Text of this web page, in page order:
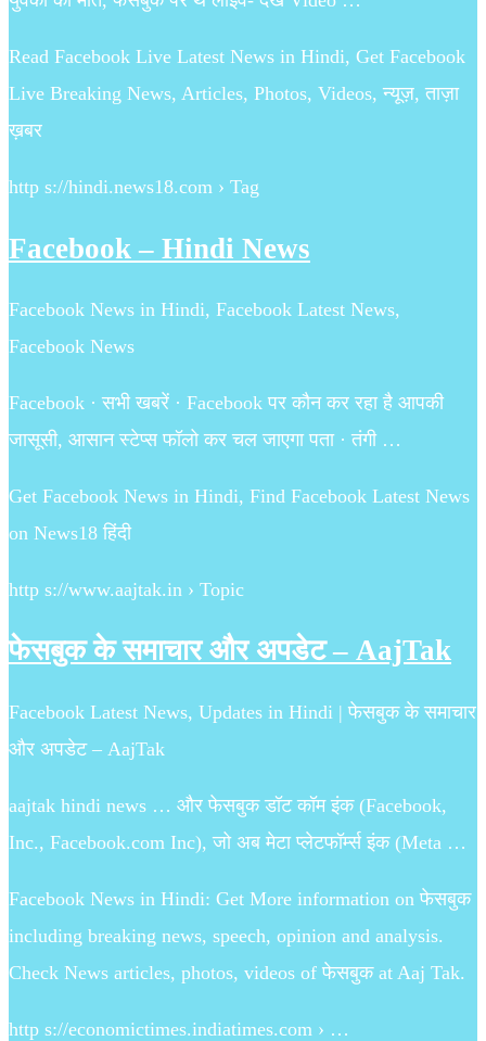
Read Facebook Live Latest News in Hindi, Get Facebook
Live Breaking News, Articles, Photos, Videos, न्यूज़, ताज़ा
ख़बर
http s://hindi.news18.com › Tag
Facebook – Hindi News
Facebook News in Hindi, Facebook Latest News,
Facebook News
Facebook · सभी खबरें · Facebook पर कौन कर रहा है आपकी
जासूसी, आसान स्टेप्स फॉलो कर चल जाएगा पता · तंगी …
Get Facebook News in Hindi, Find Facebook Latest News
on News18 हिंदी
http s://www.aajtak.in › Topic
फेसबुक के समाचार और अपडेट – AajTak
Facebook Latest News, Updates in Hindi | फेसबुक के समाचार
और अपडेट – AajTak
aajtak hindi news … और फेसबुक डॉट कॉम इंक (Facebook,
Inc., Facebook.com Inc), जो अब मेटा प्लेटफॉर्म्स इंक (Meta …
Facebook News in Hindi: Get More information on फेसबुक
including breaking news, speech, opinion and analysis.
Check News articles, photos, videos of फेसबुक at Aaj Tak.
http s://economictimes.indiatimes.com › …